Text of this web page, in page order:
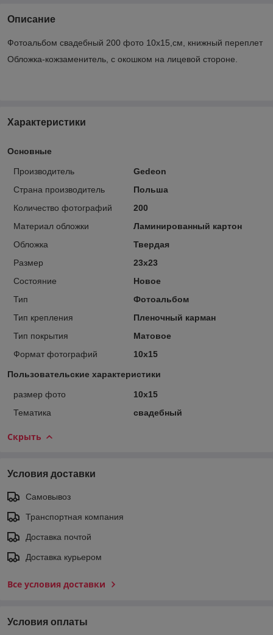
Описание
Фотоальбом свадебный 200 фото 10х15,см, книжный переплет
Обложка-кожзаменитель, с окошком на лицевой стороне.
Характеристики
Основные
Производитель
Gedeon
Страна производитель
Польша
Количество фотографий
200
Материал обложки
Ламинированный картон
Обложка
Твердая
Размер
23х23
Состояние
Новое
Тип
Фотоальбом
Тип крепления
Пленочный карман
Тип покрытия
Матовое
Формат фотографий
10х15
Пользовательские характеристики
размер фото
10х15
Тематика
свадебный
Скрыть
Условия доставки
Самовывоз
Транспортная компания
Доставка почтой
Доставка курьером
Все условия доставки
Условия оплаты